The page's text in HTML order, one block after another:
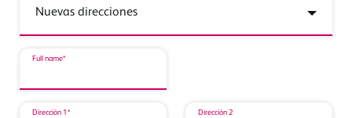
Full name*
Dirección 1* Dirección 2